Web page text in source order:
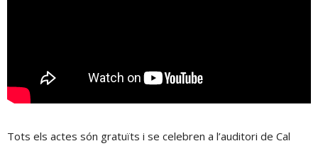
Tots els actes són gratuïts i se celebren a l’auditori de Cal